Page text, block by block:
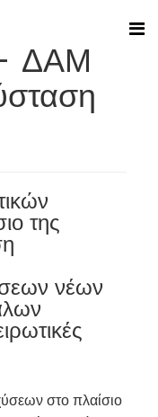
- ΔΑΜ
της
νέων
στο πλαίσιο